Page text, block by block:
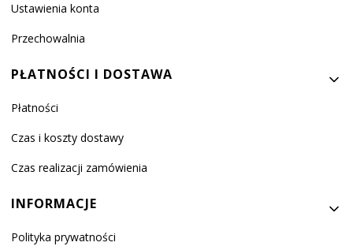
Ustawienia konta
Przechowalnia
PŁATNOŚCI I DOSTAWA
Płatności
Czas i koszty dostawy
Czas realizacji zamówienia
INFORMACJE
Polityka prywatności